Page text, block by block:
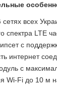
сетях всех
спектра LTE
с
интернет
с
Wi-Fі до 10 м